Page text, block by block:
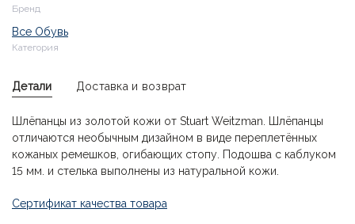
Бренд
Все Обувь
Категория
Детали Доставка и возврат
Шлёпанцы из золотой кожи от Stuart Weitzman. Шлёпанцы
отличаются необычным дизайном в виде переплетённых
кожаных ремешков, огибающих стопу. Подошва с каблуком
15 мм. и стелька выполнены из натуральной кожи.
Сертификат качества товара